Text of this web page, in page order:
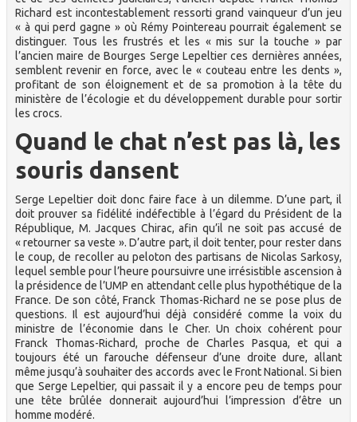
Richard est incontestablement ressorti grand vainqueur d’un jeu
« à qui perd gagne » où Rémy Pointereau pourrait également se
distinguer. Tous les frustrés et les « mis sur la touche » par
l’ancien maire de Bourges Serge Lepeltier ces dernières années,
semblent revenir en force, avec le « couteau entre les dents »,
profitant de son éloignement et de sa promotion à la tête du
ministère de l’écologie et du développement durable pour sortir
les crocs.
Quand le chat n’est pas là, les
souris dansent
Serge Lepeltier doit donc faire face à un dilemme. D’une part, il
doit prouver sa fidélité indéfectible à l’égard du Président de la
République, M. Jacques Chirac, afin qu’il ne soit pas accusé de
« retourner sa veste ». D’autre part, il doit tenter, pour rester dans
le coup, de recoller au peloton des partisans de Nicolas Sarkosy,
lequel semble pour l’heure poursuivre une irrésistible ascension à
la présidence de l’UMP en attendant celle plus hypothétique de la
France. De son côté, Franck Thomas-Richard ne se pose plus de
questions. Il est aujourd’hui déjà considéré comme la voix du
ministre de l’économie dans le Cher. Un choix cohérent pour
Franck Thomas-Richard, proche de Charles Pasqua, et qui a
toujours été un farouche défenseur d’une droite dure, allant
même jusqu’à souhaiter des accords avec le Front National. Si bien
que Serge Lepeltier, qui passait il y a encore peu de temps pour
une tête brûlée donnerait aujourd’hui l’impression d’être un
homme modéré.